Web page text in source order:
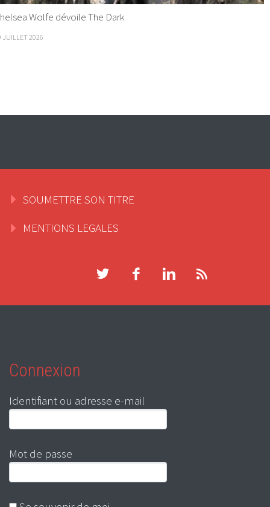
Wolfe dévoile The Dark
JUILLET 2026
SOUMETTRE SON TITRE
MENTIONS LEGALES
Connexion
Identifiant ou adresse e-mail
Mot de passe